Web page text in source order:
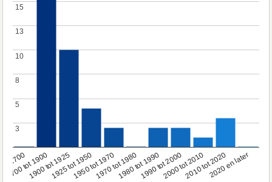
1700
1700 tot 1900
1900 tot 19251925 tot 19501950 tot 19701970 tot 19801980 tot 19901990 tot 20002000 tot 20102010 tot 20202020 en later
3
3
5
5
8
8
10
10
13
13
15
15